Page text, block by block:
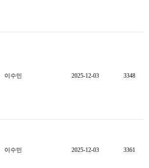
이수민 2025-12-03 3348
이수민 2025-12-03 3361